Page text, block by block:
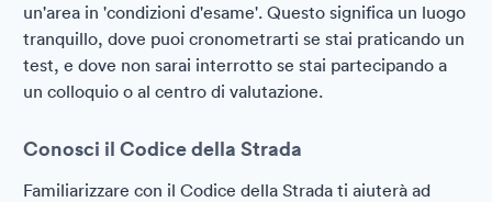
un'area in 'condizioni d'esame'. Questo significa un luogo
tranquillo, dove puoi cronometrarti se stai praticando un
test, e dove non sarai interrotto se stai partecipando a
un colloquio o al centro di valutazione.
Conosci il Codice della Strada
Familiarizzare con il Codice della Strada ti aiuterà ad